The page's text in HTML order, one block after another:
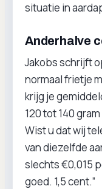
situatie in
Anderhalve
Jakobs schrijft
normaal frietje
krijg je
120 tot 140
Wist u dat wij
van diezelfde
slechts €0,015
goed. 1,5 cent.”